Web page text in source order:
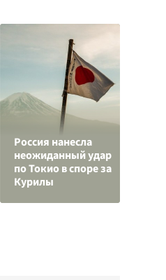
Россия нанесла
неожиданный удар
по Токио в споре за
Курилы